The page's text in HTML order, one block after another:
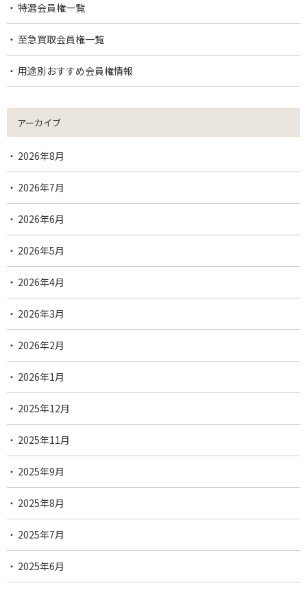
特選会員権一覧
至急買取会員権一覧
用途別おすすめ会員権情報
アーカイブ
2026年8月
2026年7月
2026年6月
2026年5月
2026年4月
2026年3月
2026年2月
2026年1月
2025年12月
2025年11月
2025年9月
2025年8月
2025年7月
2025年6月